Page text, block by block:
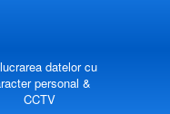
datelor cu
personal &
CCTV